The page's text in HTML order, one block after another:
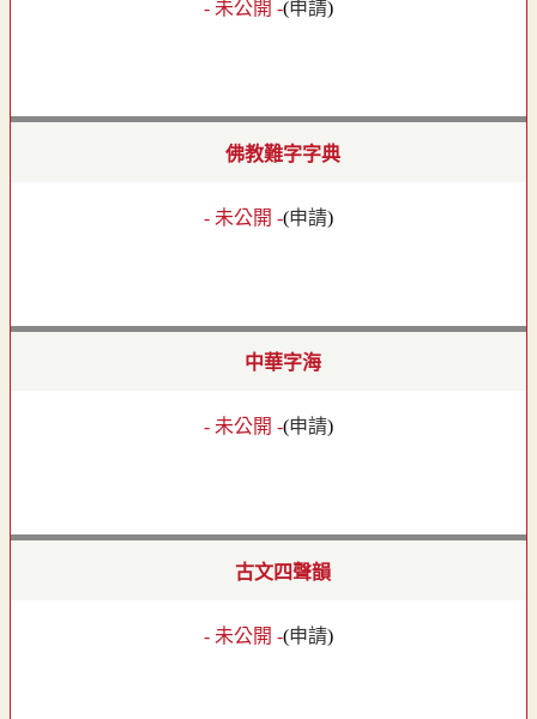
- 未公開 -(申請)
佛教難字字典
- 未公開 -(申請)
中華字海
- 未公開 -(申請)
古文四聲韻
- 未公開 -(申請)